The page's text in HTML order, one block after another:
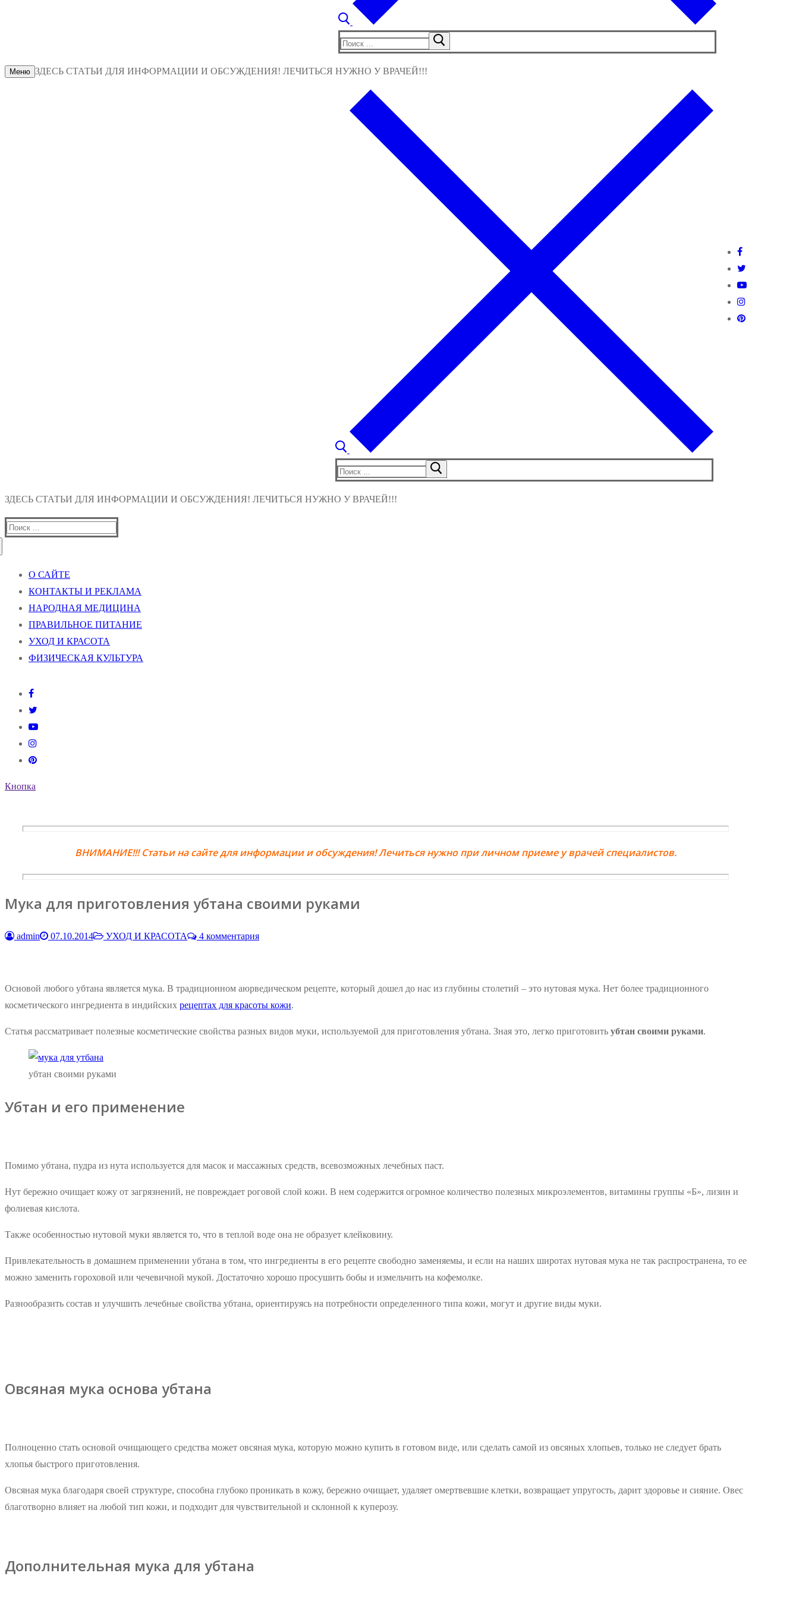
Найти:
Меню ЗДЕСЬ СТАТЬИ ДЛЯ ИНФОРМАЦИИ И ОБСУЖДЕНИЯ! ЛЕЧИТЬСЯ НУЖНО У ВРАЧЕЙ!!!
Найти:
ЗДЕСЬ СТАТЬИ ДЛЯ ИНФОРМАЦИИ И ОБСУЖДЕНИЯ! ЛЕЧИТЬСЯ НУЖНО У ВРАЧЕЙ!!!
Найти:
О САЙТЕ
КОНТАКТЫ И РЕКЛАМА
НАРОДНАЯ МЕДИЦИНА
ПРАВИЛЬНОЕ ПИТАНИЕ
УХОД И КРАСОТА
ФИЗИЧЕСКАЯ КУЛЬТУРА
Кнопка
ВНИМАНИЕ!!! Статьи на сайте для информации и обсуждения! Лечиться нужно при личном приеме у врачей специалистов.
Мука для приготовления убтана своими руками
admin 07.10.2014 УХОД И КРАСОТА 4 комментария
Основой любого убтана является мука. В традиционном аюрведическом рецепте, который дошел до нас из глубины столетий – это нутовая мука. Нет более традиционного
косметического ингредиента в индийских рецептах для красоты кожи.
Статья рассматривает полезные косметические свойства разных видов муки, используемой для приготовления убтана. Зная это, легко приготовить убтан своими руками.
убтан своими руками
Убтан и его применение
Помимо убтана, пудра из нута используется для масок и массажных средств, всевозможных лечебных паст.
Нут бережно очищает кожу от загрязнений, не повреждает роговой слой кожи. В нем содержится огромное количество полезных микроэлементов, витамины группы «Б», лизин и
фолиевая кислота.
Также особенностью нутовой муки является то, что в теплой воде она не образует клейковину.
Привлекательность в домашнем применении убтана в том, что ингредиенты в его рецепте свободно заменяемы, и если на наших широтах нутовая мука не так распространена, то ее
можно заменить гороховой или чечевичной мукой. Достаточно хорошо просушить бобы и измельчить на кофемолке.
Разнообразить состав и улучшить лечебные свойства убтана, ориентируясь на потребности определенного типа кожи, могут и другие виды муки.
Овсяная мука основа убтана
Полноценно стать основой очищающего средства может овсяная мука, которую можно купить в готовом виде, или сделать самой из овсяных хлопьев, только не следует брать
хлопья быстрого приготовления.
Овсяная мука благодаря своей структуре, способна глубоко проникать в кожу, бережно очищает, удаляет омертвевшие клетки, возвращает упругость, дарит здоровье и сияние. Овес
благотворно влияет на любой тип кожи, и подходит для чувствительной и склонной к куперозу.
Дополнительная мука для убтана